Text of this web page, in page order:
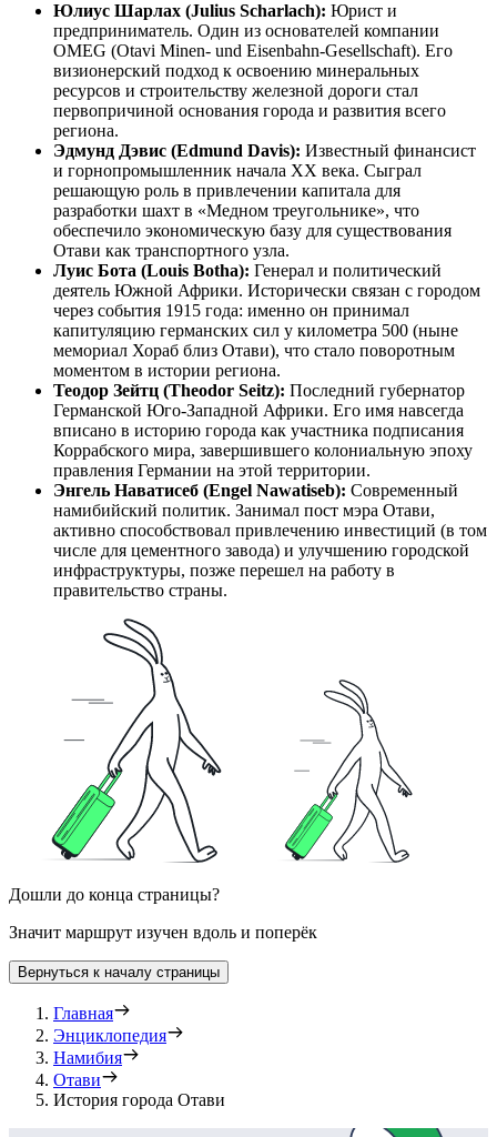
Юлиус Шарлах (Julius Scharlach): Юрист и
предприниматель. Один из основателей компании
OMEG (Otavi Minen- und Eisenbahn-Gesellschaft). Его
визионерский подход к освоению минеральных
ресурсов и строительству железной дороги стал
первопричиной основания города и развития всего
региона.
Эдмунд Дэвис (Edmund Davis): Известный финансист
и горнопромышленник начала XX века. Сыграл
решающую роль в привлечении капитала для
разработки шахт в «Медном треугольнике», что
обеспечило экономическую базу для существования
Отави как транспортного узла.
Луис Бота (Louis Botha): Генерал и политический
деятель Южной Африки. Исторически связан с городом
через события 1915 года: именно он принимал
капитуляцию германских сил у километра 500 (ныне
мемориал Хораб близ Отави), что стало поворотным
моментом в истории региона.
Теодор Зейтц (Theodor Seitz): Последний губернатор
Германской Юго-Западной Африки. Его имя навсегда
вписано в историю города как участника подписания
Коррабского мира, завершившего колониальную эпоху
правления Германии на этой территории.
Энгель Наватисеб (Engel Nawatiseb): Современный
намибийский политик. Занимал пост мэра Отави,
активно способствовал привлечению инвестиций (в том
числе для цементного завода) и улучшению городской
инфраструктуры, позже перешел на работу в
правительство страны.
Дошли до конца страницы?
Значит маршрут изучен вдоль и поперёк
Вернуться к началу страницы
Главная
Энциклопедия
Намибия
Отави
История города Отави